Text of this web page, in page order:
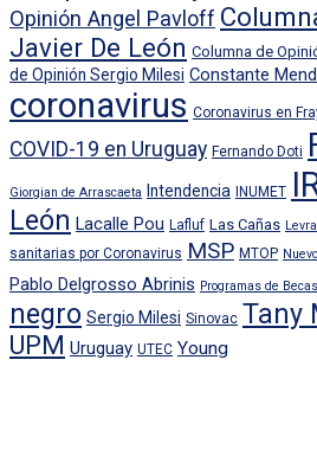
Opinión Angel Pavloff
Javier De León Columna de
de Opinión Sergio Milesi Constante
coronavirus Coronavirus en
COVID-19 en Uruguay Fernando Doti
Giorgian de Arrascaeta Intendencia INUMET
León Lacalle Pou Lafluf Las Cañas
sanitarias por Coronavirus MSP MTOP
Pablo Delgrosso Abrinis Programas de
negro Sergio Milesi Sinovac Tany
UPM Uruguay UTEC Young